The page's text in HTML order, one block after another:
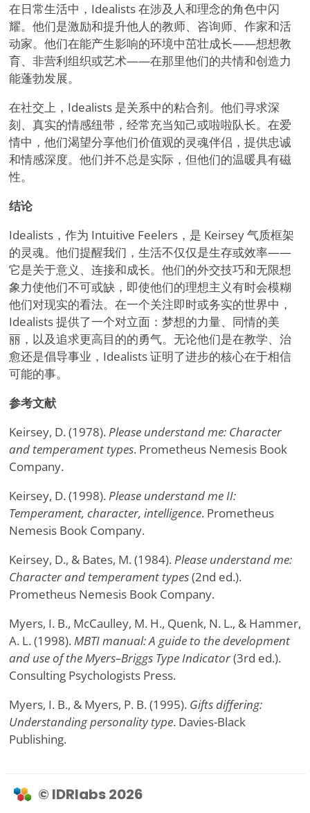
在日常生活中，Idealists 在涉及人和理念的角色中闪
耀。他们是激励和提升他人的教师、咨询师、作家和活
动家。他们在能产生影响的环境中茁壮成长——想想教
育、非营利组织或艺术——在那里他们的共情和创造力
能蓬勃发展。
在社交上，Idealists 是关系中的粘合剂。他们寻求深
刻、真实的情感纽带，经常充当知己或啦啦队长。在爱
情中，他们渴望分享他们价值观的灵魂伴侣，提供忠诚
和情感深度。他们并不总是实际，但他们的温暖具有磁
性。
结论
Idealists，作为 Intuitive Feelers，是 Keirsey 气质框架
的灵魂。他们提醒我们，生活不仅仅是生存或效率——
它是关于意义、连接和成长。他们的外交技巧和无限想
象力使他们不可或缺，即使他们的理想主义有时会模糊
他们对现实的看法。在一个关注即时或务实的世界中，
Idealists 提供了一个对立面：梦想的力量、同情的美
丽，以及追求更高目的的勇气。无论他们是在教学、治
愈还是倡导事业，Idealists 证明了进步的核心在于相信
可能的事。
参考文献
Keirsey, D. (1978). Please understand me: Character
and temperament types. Prometheus Nemesis Book
Company.
Keirsey, D. (1998). Please understand me II:
Temperament, character, intelligence. Prometheus
Nemesis Book Company.
Keirsey, D., & Bates, M. (1984). Please understand me:
Character and temperament types(2nd ed.).
Prometheus Nemesis Book Company.
Myers, I. B., McCaulley, M. H., Quenk, N. L., & Hammer,
A. L. (1998). MBTI manual: A guide to the development
and use of the Myers–Briggs Type Indicator(3rd ed.).
Consulting Psychologists Press.
Myers, I. B., & Myers, P. B. (1995). Gifts differing:
Understanding personality type. Davies-Black
Publishing.
© IDRlabs 2026